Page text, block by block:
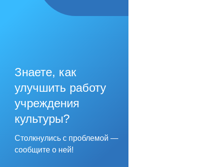
Знаете, как
улучшить работу
учреждения
культуры?
Столкнулись с проблемой —
сообщите о ней!